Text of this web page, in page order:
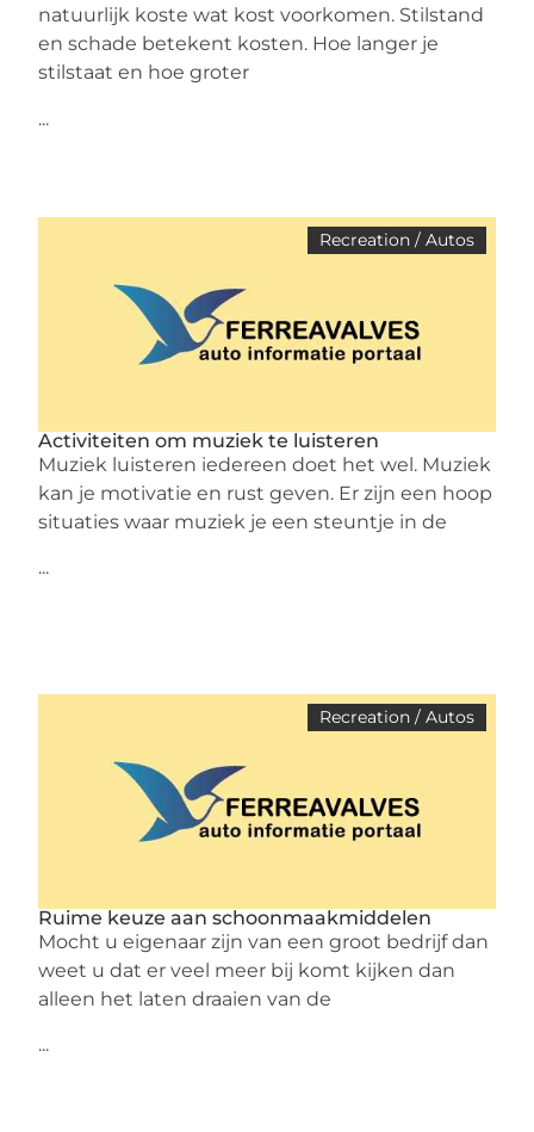
natuurlijk koste wat kost voorkomen. Stilstand
en schade betekent kosten. Hoe langer je
stilstaat en hoe groter
...
Recreation / Autos
Activiteiten om muziek te luisteren
Muziek luisteren iedereen doet het wel. Muziek
kan je motivatie en rust geven. Er zijn een hoop
situaties waar muziek je een steuntje in de
...
Recreation / Autos
Ruime keuze aan schoonmaakmiddelen
Mocht u eigenaar zijn van een groot bedrijf dan
weet u dat er veel meer bij komt kijken dan
alleen het laten draaien van de
...